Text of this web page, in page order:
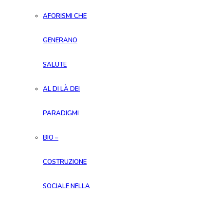
AFORISMI CHE
GENERANO
SALUTE
AL DI LÀ DEI
PARADIGMI
BIO –
COSTRUZIONE
SOCIALE NELLA